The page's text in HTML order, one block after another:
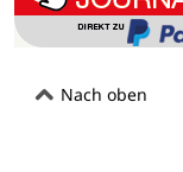
Nach oben